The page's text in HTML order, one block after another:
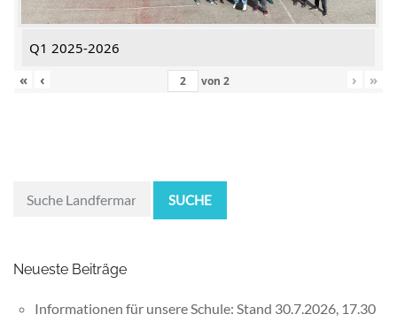
Q1 2025-2026
«
‹ von 2 › »
SUCHE
Neueste Beiträge
Informationen für unsere Schule: Stand 30.7.2026, 17.30